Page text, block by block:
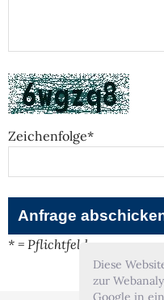
Diese
zur
Google in
Zeichenfolge*
* = Pflichtfeld